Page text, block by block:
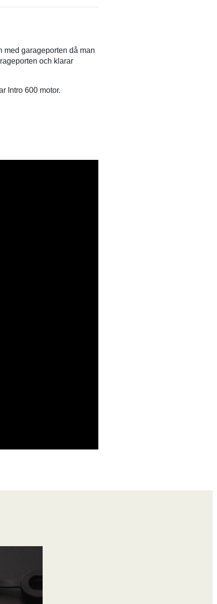
med garageporten då man
och klarar
Intro 600 motor.